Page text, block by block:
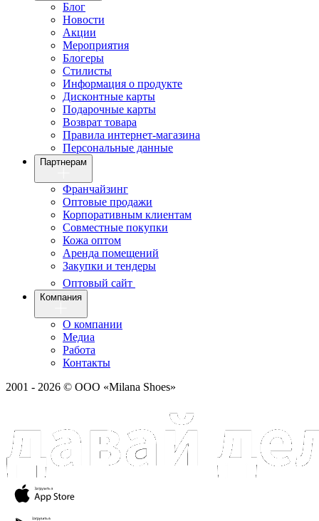
Блог
Новости
Акции
Мероприятия
Блогеры
Стилисты
Информация о продукте
Дисконтные карты
Подарочные карты
Возврат товара
Правила интернет-магазина
Персональные данные
Партнерам
Франчайзинг
Оптовые продажи
Корпоративным клиентам
Совместные покупки
Кожа оптом
Аренда помещений
Закупки и тендеры
Оптовый сайт
Компания
О компании
Медиа
Работа
Контакты
2001 - 2026 © ООО «Milana Shoes»